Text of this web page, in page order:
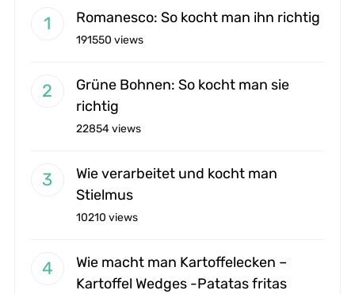
Romanesco: So kocht man ihn richtig
191550 views
Grüne Bohnen: So kocht man sie
richtig
22854 views
Wie verarbeitet und kocht man
Stielmus
10210 views
Wie macht man Kartoffelecken –
Kartoffel Wedges -Patatas fritas